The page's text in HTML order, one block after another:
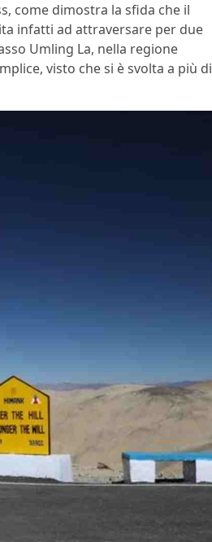
come dimostra la sfida che il
infatti ad attraversare per due
Umling La, nella regione
visto che si è svolta a più di